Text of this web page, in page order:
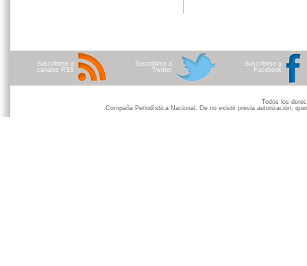
Suscribirse a
canales RSS
Suscribirse a
Twitter
Suscribirse a
Facebook
Todos los
Compaña Periodística Nacional. De no existir previa autorización,